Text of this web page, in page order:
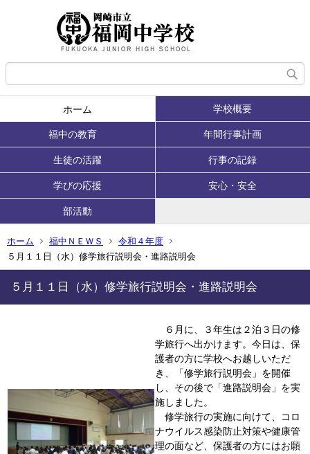
ホーム 学校概要
福中の教育 年間行事計画
生徒の活躍 行事の記録
学びの応援 安心・安全
部活動
ホーム 福中ＮＥＷＳ
令和４年度
５月１１日（水）修学旅行説明会・進路説明会
５月１１日（水）修学旅行説明会・進路説明会
６月に、３年生は２泊３日の修
学旅行へ出かけます。今日は、保
護者の方に学校へお越しいただ
き、「修学旅行説明会」を開催
し、その後で「進路説明会」を実
施しました。
修学旅行の実施に向けて、コロ
ナウイルス感染防止対策や健康管
理の面など、保護者の方にはお願